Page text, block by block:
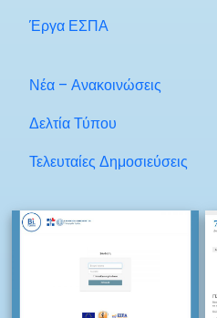
Έργα ΕΣΠΑ
Νέα – Ανακοινώσεις
Δελτία Τύπου
Τελευταίες Δημοσιεύσεις